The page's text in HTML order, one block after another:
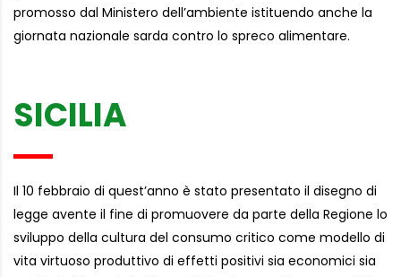
promosso dal Ministero dell’ambiente istituendo anche la
giornata nazionale sarda contro lo spreco alimentare.
SICILIA
Il 10 febbraio di quest’anno è stato presentato il disegno di
legge avente il fine di promuovere da parte della Regione lo
sviluppo della cultura del consumo critico come modello di
vita virtuoso produttivo di effetti positivi sia economici sia